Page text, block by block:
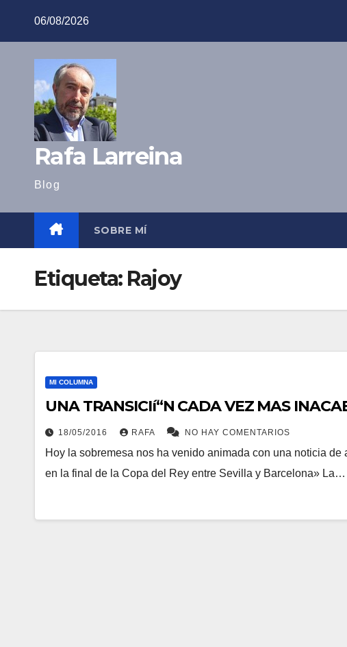
06/08/2026
Rafa Larreina
Blog
SOBRE MÍ
Etiqueta: Rajoy
MI COLUMNA
UNA TRANSICIí“N CADA VEZ MAS
18/05/2016 RAFA NO HAY COMENTARIOS
Hoy la sobremesa nos ha venido animada con una noticia
en la final de la Copa del Rey entre Sevilla y Barcelona» La…